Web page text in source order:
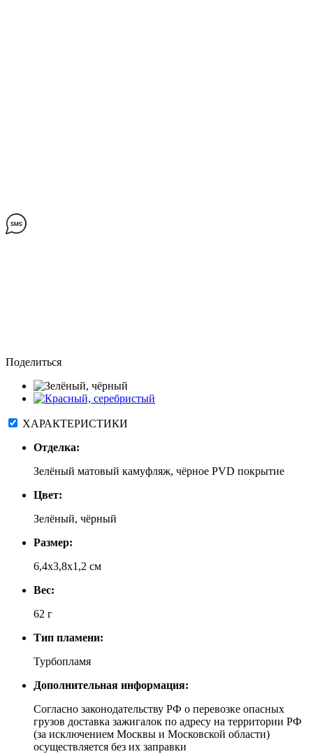
Поделиться
ХАРАКТЕРИСТИКИ
Отделка:
Зелёный матовый камуфляж, чёрное PVD покрытие
Цвет:
Зелёный, чёрный
Размер:
6,4x3,8x1,2 см
Вес:
62 г
Тип пламени:
Турбопламя
Дополнительная информация:
Согласно законодательству РФ о перевозке опасных
грузов доставка зажигалок по адресу на территории РФ
(за исключением Москвы и Московской области)
осуществляется без их заправки